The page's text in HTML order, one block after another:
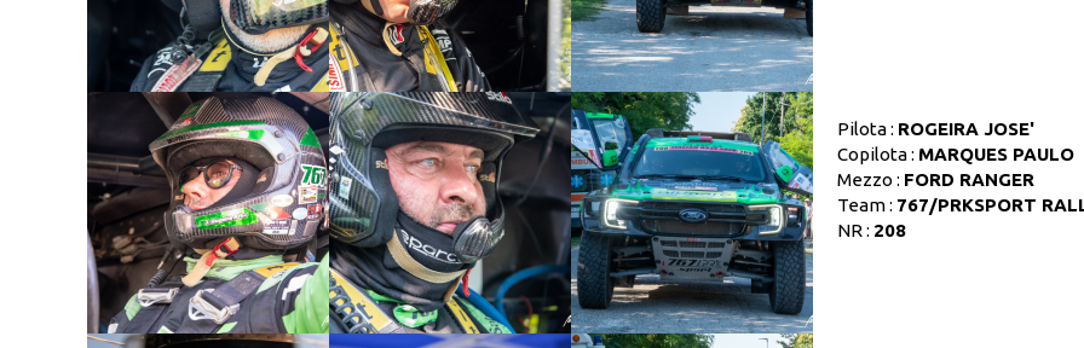
Pilota : ROGEIRA JOSE'
Copilota : MARQUES PAULO
Mezzo : FORD RANGER
Team : 767/PRKSPORT
NR : 208